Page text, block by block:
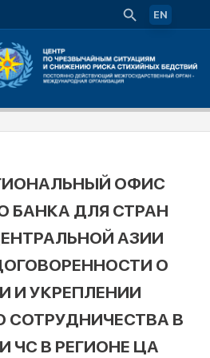
EN
ОФИС
БАНКА ДЛЯ СТРАН
АЗИИ
О
И УКРЕПЛЕНИИ
СОТРУДНИЧЕСТВА В
ЧС В РЕГИОНЕ ЦА